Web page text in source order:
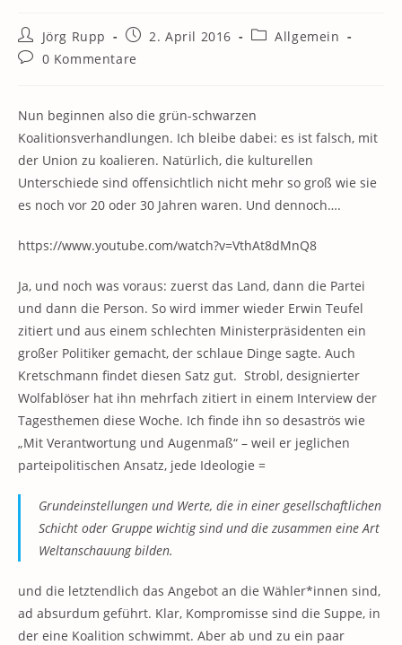
Beitrags-
Autor:
Jörg Rupp
Beitrag2. April 2016
Beitrags-
Allgemein
Beitrags-
0 Kommentare
Nun beginnen also die grün-schwarzen
Koalitionsverhandlungen. Ich bleibe dabei: es ist falsch, mit
der Union zu koalieren. Natürlich, die kulturellen
Unterschiede sind offensichtlich nicht mehr so groß wie sie
es noch vor 20 oder 30 Jahren waren. Und dennoch….
https://www.youtube.com/watch?v=VthAt8dMnQ8
Ja, und noch was voraus: zuerst das Land, dann die Partei
und dann die Person. So wird immer wieder Erwin Teufel
zitiert und aus einem schlechten Ministerpräsidenten ein
großer Politiker gemacht, der schlaue Dinge sagte. Auch
Kretschmann findet diesen Satz gut. Strobl, designierter
Wolfablöser hat ihn mehrfach zitiert in einem Interview der
Tagesthemen diese Woche. Ich finde ihn so desaströs wie
„Mit Verantwortung und Augenmaß“ – weil er jeglichen
parteipolitischen Ansatz, jede Ideologie =
Grundeinstellungen und Werte, die in einer gesellschaftlichen
Schicht oder Gruppe wichtig sind und die zusammen eine Art
Weltanschauung bilden.
und die letztendlich das Angebot an die Wähler*innen sind,
ad absurdum geführt. Klar, Kompromisse sind die Suppe, in
der eine Koalition schwimmt. Aber ab und zu ein paar